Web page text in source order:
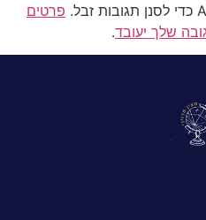
פרטים
שלך יעובד.